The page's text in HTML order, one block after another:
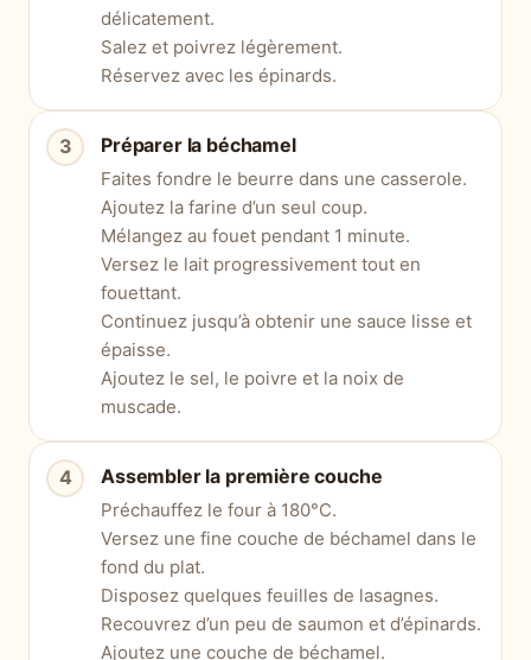
délicatement.
Salez et poivrez légèrement.
Réservez avec les épinards.
Préparer la béchamel
Faites fondre le beurre dans une casserole.
Ajoutez la farine d’un seul coup.
Mélangez au fouet pendant 1 minute.
Versez le lait progressivement tout en
fouettant.
Continuez jusqu’à obtenir une sauce lisse et
épaisse.
Ajoutez le sel, le poivre et la noix de
muscade.
Assembler la première couche
Préchauffez le four à 180°C.
Versez une fine couche de béchamel dans le
fond du plat.
Disposez quelques feuilles de lasagnes.
Recouvrez d’un peu de saumon et d’épinards.
Ajoutez une couche de béchamel.